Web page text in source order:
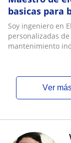
basicas
Soy ingeniero en
personalizadas
mantenimiento
ver